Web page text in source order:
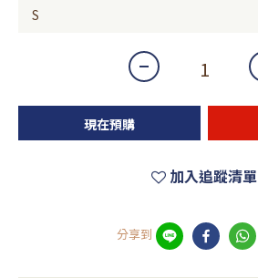
現在預購
加入追蹤清單
分享到